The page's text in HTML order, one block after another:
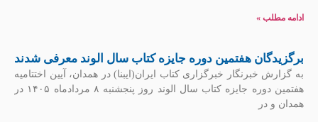
ادامه مطلب »
برگزیدگان هفتمین دوره جایزه کتاب سال الوند معرفی شدند
به گزارش خبرنگار خبرگزاری کتاب ایران(ایبنا) در همدان، آیین اختتامیه
هفتمین دوره جایزه کتاب سال الوند روز پنجشنبه ۸ مردادماه ۱۴۰۵ در
همدان و در